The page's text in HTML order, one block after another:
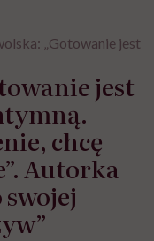
„Gotowanie jest
jest
chcę
Autorka